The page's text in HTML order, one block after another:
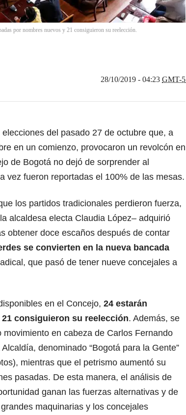
por nombres nuevos y 21 consiguieron su reelección.
28/10/2019 - 04:23 GMT-5
del pasado 27 de octubre que, a
en un comienzo, provocaron un revolcón en
de Bogotá no dejó de sorprender al
vez fueron reportadas el 100% de las mesas.
los partidos tradicionales perdieron fuerza,
alcaldesa electa Claudia López– adquirió
obtener doce escaños después de contar
se convierten en la nueva bancada
que pasó de tener nueve concejales a
en el Concejo, 24 estarán
consiguieron su reelección. Además, se
movimiento en cabeza de Carlos Fernando
denominado “Bogotá para la Gente”
mientras que el petrismo aumentó su
pasadas. De esta manera, el análisis de
ganan las fuerzas alternativas y de
maquinarias y los concejales